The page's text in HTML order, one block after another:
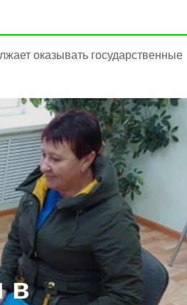
оказывать государственные
в